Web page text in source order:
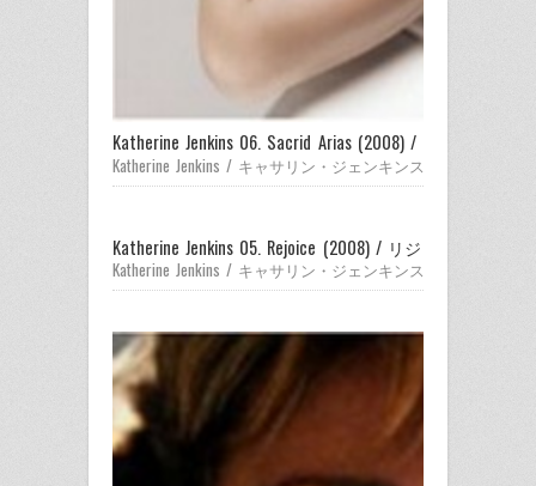
Katherine Jenkins 06. Sacrid Arias (2008) / アヴェ・マ
Katherine Jenkins / キャサリン・ジェンキンス
Katherine Jenkins 05. Rejoice (2008) / リジョイス～喜び
Katherine Jenkins / キャサリン・ジェンキンス